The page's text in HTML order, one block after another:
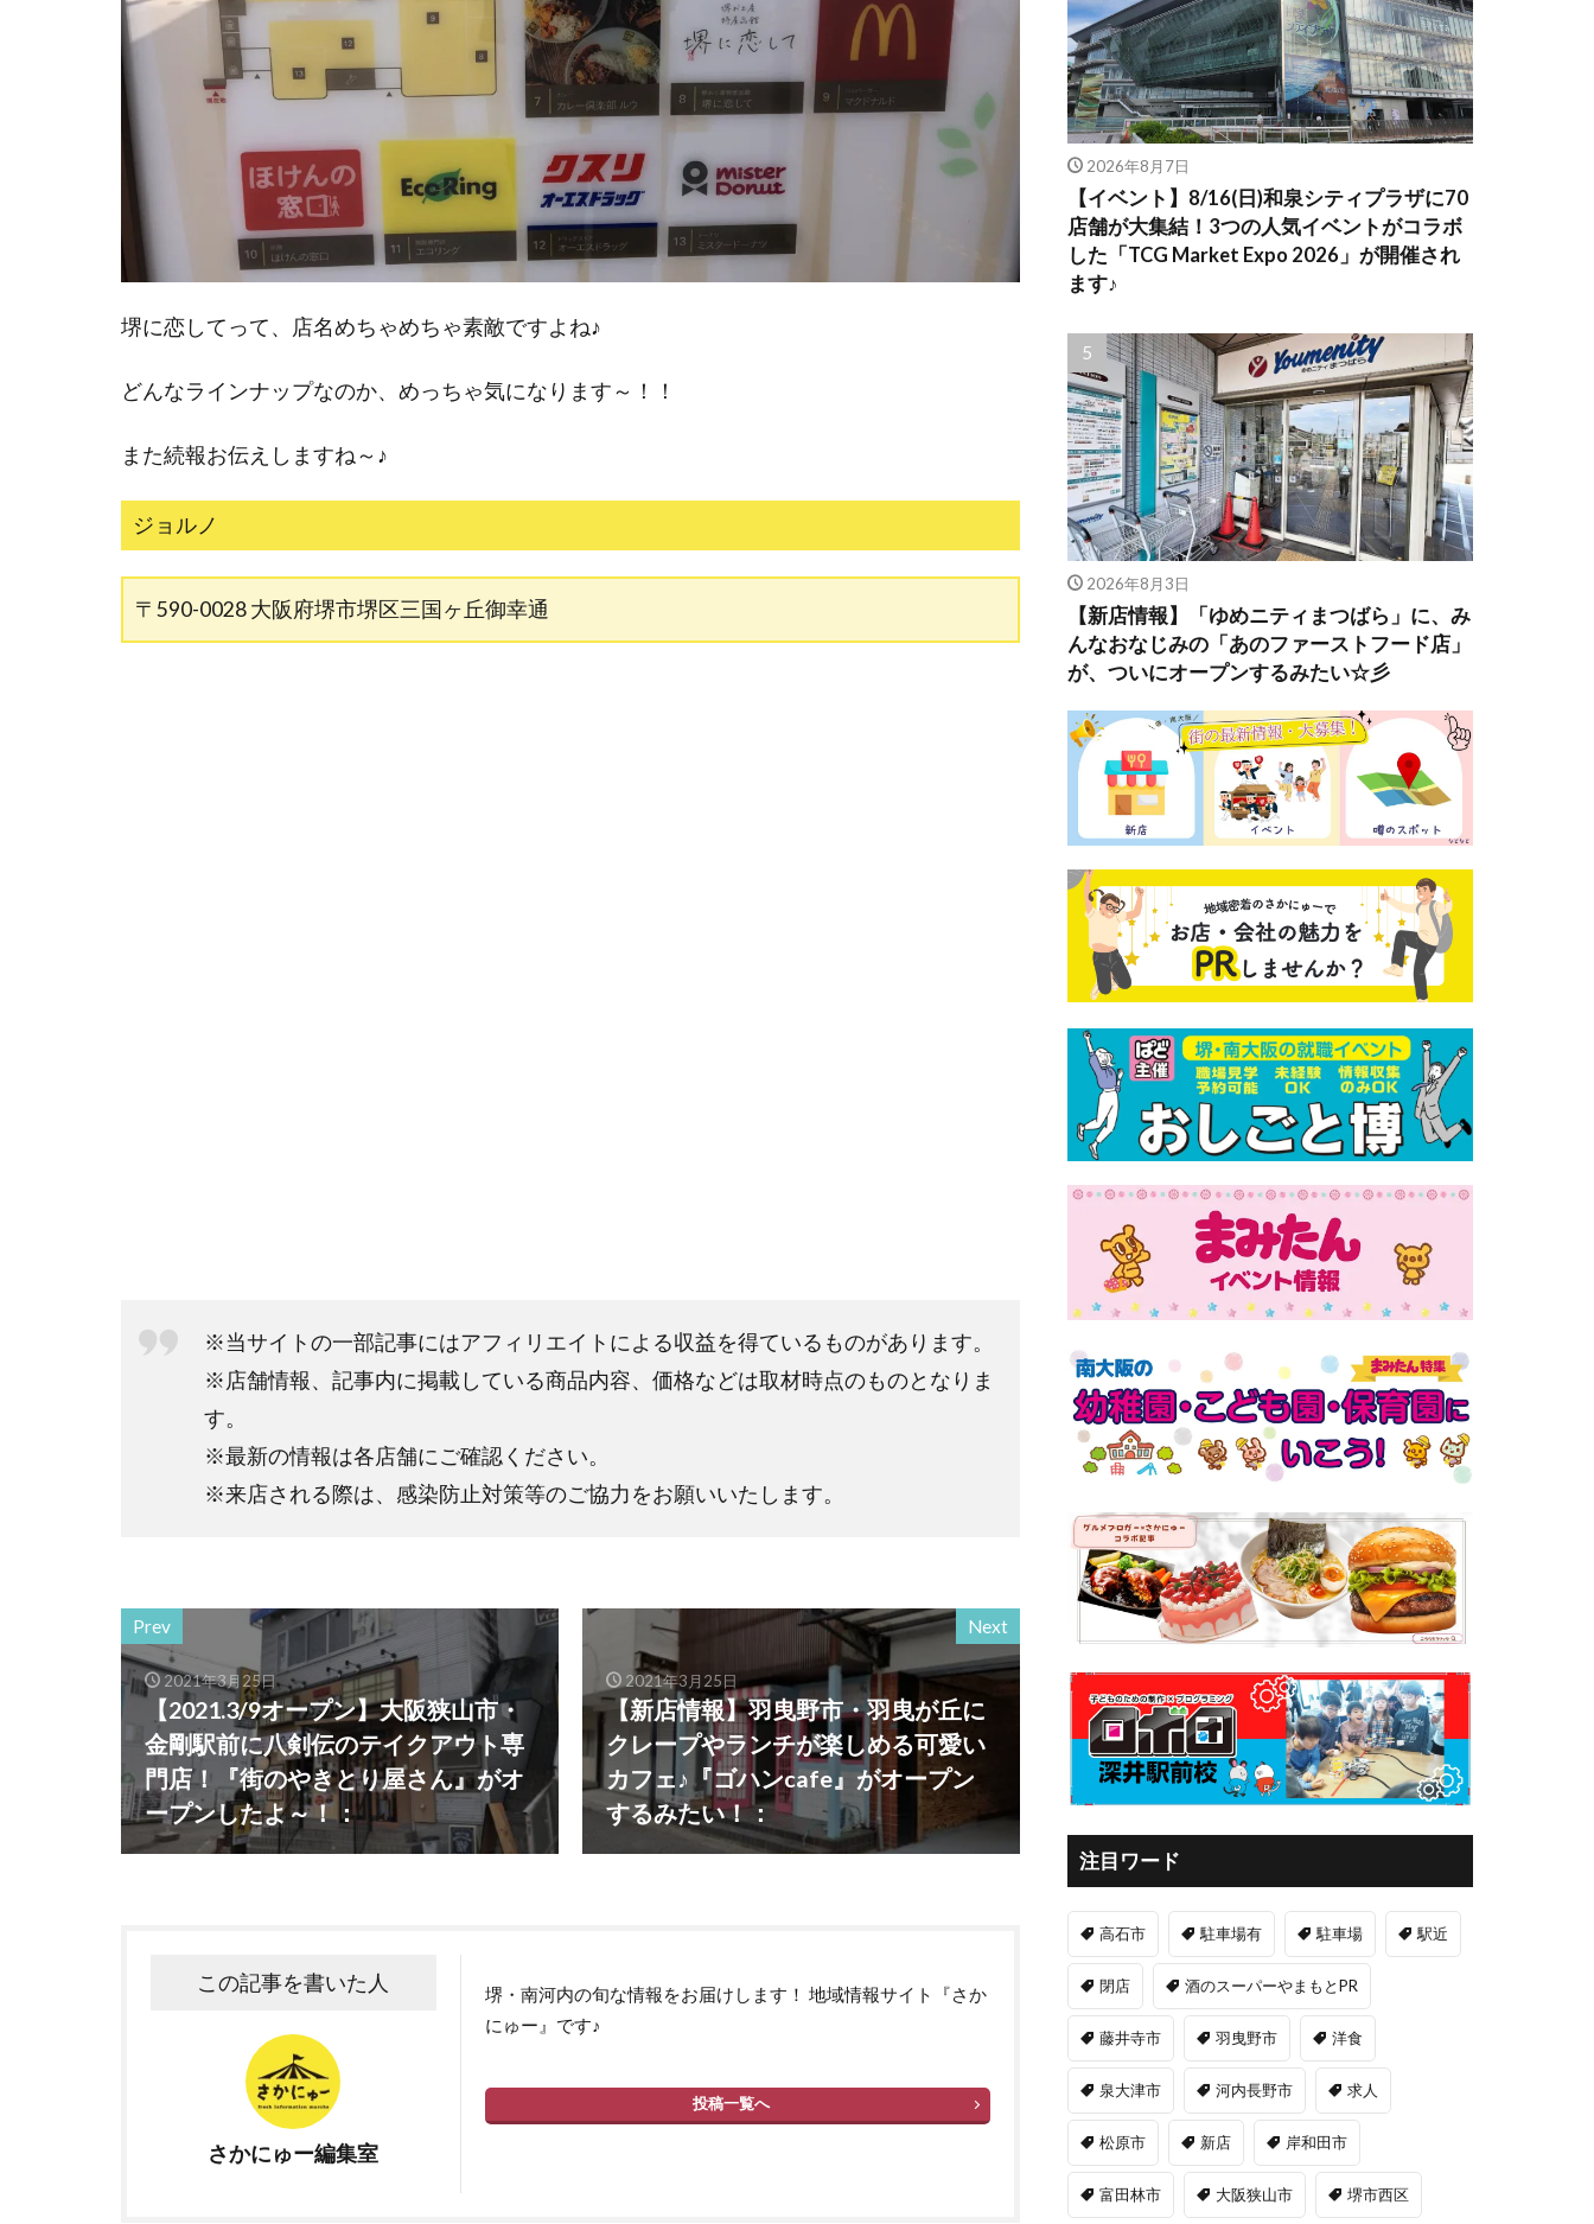
堺に恋してって、店名めちゃめちゃ素敵ですよね♪
どんなラインナップなのか、めっちゃ気になります～！！
また続報お伝えしますね～♪
ジョルノ
〒590-0028 大阪府堺市堺区三国ヶ丘御幸通
※当サイトの一部記事にはアフィリエイトによる収益を得ているものがあります。
※店舗情報、記事内に掲載している商品内容、価格などは取材時点のものとなりま
す。
※最新の情報は各店舗にご確認ください。
※来店される際は、感染防止対策等のご協力をお願いいたします。
Prev
2021年3月25日
【2021.3/9オープン】大阪狭山市・
金剛駅前に八剣伝のテイクアウト専
門店！『街のやきとり屋さん』がオ
ープンしたよ～！：
Next
2021年3月25日
【新店情報】羽曳野市・羽曳が丘に
クレープやランチが楽しめる可愛い
カフェ♪『ゴハンcafe』がオープン
するみたい！：
この記事を書いた人
さかにゅー編集室
堺・南河内の旬な情報をお届けします！ 地域情報サイト『さか
にゅー』です♪
投稿一覧へ
2026年8月7日
【イベント】8/16(日)和泉シティプラザに70
店舗が大集結！3つの人気イベントがコラボ
した「TCG Market Expo 2026」が開催され
ます♪
2026年8月3日
【新店情報】「ゆめニティまつばら」に、み
んなおなじみの「あのファーストフード店」
が、ついにオープンするみたい☆彡
注目ワード
高石市 駐車場有 駐車場 駅近
閉店 酒のスーパーやまもとPR
藤井寺市 羽曳野市 洋食
泉大津市 河内長野市 求人
松原市 新店 岸和田市
富田林市 大阪狭山市 堺市西区